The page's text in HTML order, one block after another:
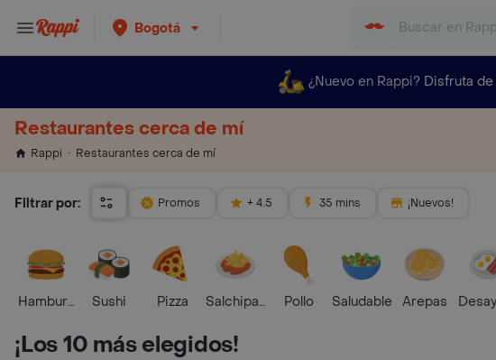
Bogotá
¿Nuevo en Rappi? Disfruta de
Restaurantes cerca de mí
Rappi Restaurantes cerca de mí
Filtrar por: Promos + 4.5 35 mins ¡Nuevos!
HamburguesaSushi Pizza Salchipapas Pollo Saludable Arepas
¡Los 10 más elegidos!